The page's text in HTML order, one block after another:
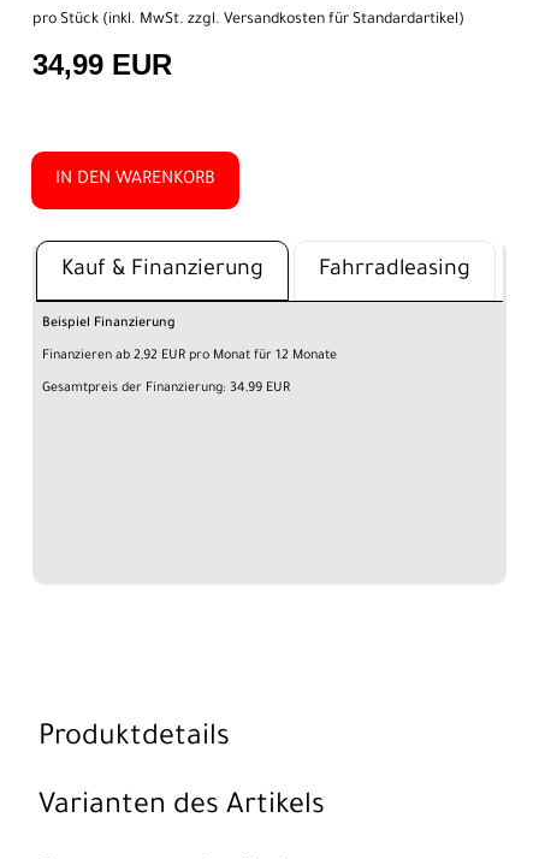
pro Stück (inkl. MwSt. zzgl. Versandkosten für Standardartikel)
34,99 EUR
IN DEN WARENKORB
Kauf & Finanzierung Fahrradleasing
Beispiel Finanzierung
Finanzieren ab 2,92 EUR pro Monat für 12 Monate
Gesamtpreis der Finanzierung: 34,99 EUR
Produktdetails
Varianten des Artikels